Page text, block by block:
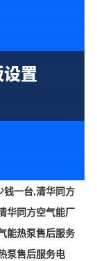
钱一台,清华同方
华同方空气能厂
能热泵售后服务
泵售后服务电